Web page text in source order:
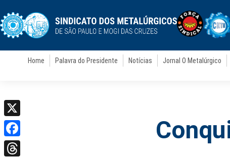
Home Palavra do Presidente Notícias Jornal O Metalúrgico
X
Facebook